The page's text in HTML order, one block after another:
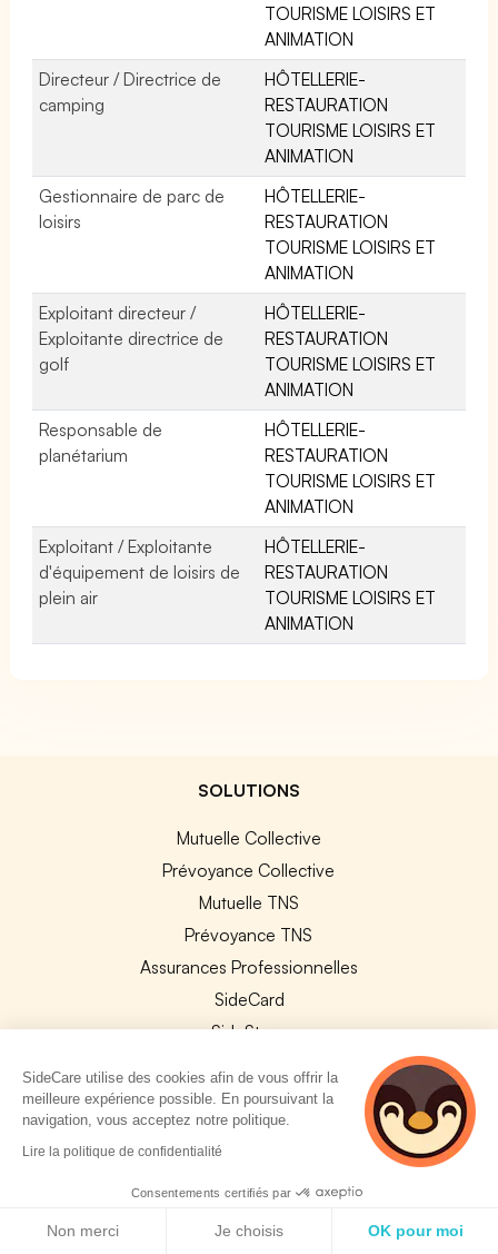
TOURISME LOISIRS ET
ANIMATION
Directeur / Directrice de
camping
HÔTELLERIE-
RESTAURATION
TOURISME LOISIRS ET
ANIMATION
Gestionnaire de parc de
loisirs
HÔTELLERIE-
RESTAURATION
TOURISME LOISIRS ET
ANIMATION
Exploitant directeur /
Exploitante directrice de
golf
HÔTELLERIE-
RESTAURATION
TOURISME LOISIRS ET
ANIMATION
Responsable de
planétarium
HÔTELLERIE-
RESTAURATION
TOURISME LOISIRS ET
ANIMATION
Exploitant / Exploitante
d'équipement de loisirs de
plein air
HÔTELLERIE-
RESTAURATION
TOURISME LOISIRS ET
ANIMATION
SOLUTIONS
Mutuelle Collective
Prévoyance Collective
Mutuelle TNS
Prévoyance TNS
Assurances Professionnelles
SideCard
SideStore
SERVICES ENTREPRISE
Explorer nos offres
Changer de contrat collectif
Assurance sur mesure
SideCare utilise des cookies afin de vous offrir la
meilleure expérience possible. En poursuivant la
navigation, vous acceptez notre politique.
Lire la politique de confidentialité
Consentements certifiés par
Non merci Je choisis OK pour moi
5 personnes
consultent
actuellement cette